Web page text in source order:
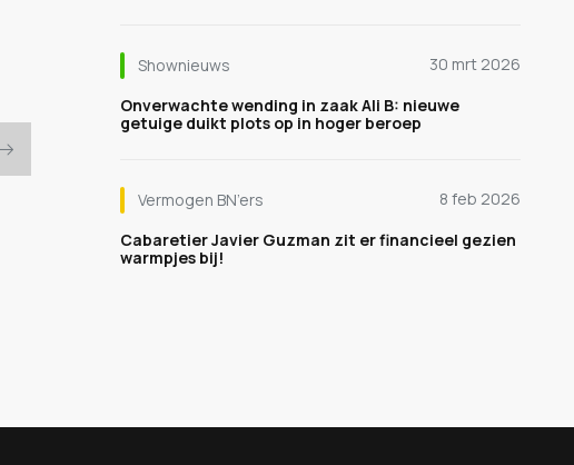
Shownieuws
30 mrt 2026
Onverwachte wending in zaak Ali B: nieuwe
getuige duikt plots op in hoger beroep
Vermogen BN’ers
8 feb 2026
Cabaretier Javier Guzman zit er financieel gezien
warmpjes bij!